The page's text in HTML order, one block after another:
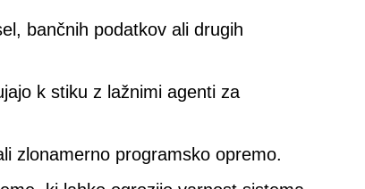
bančnih podatkov ali drugih
k stiku z lažnimi agenti za
zlonamerno programsko opremo.